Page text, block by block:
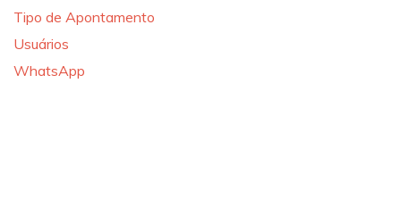
Tipo de Apontamento
Usuários
WhatsApp